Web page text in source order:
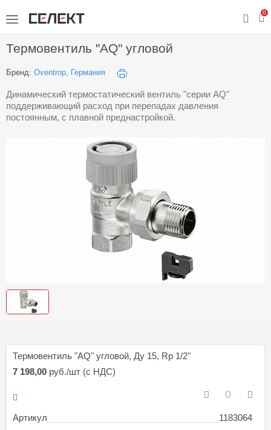
0
Термовентиль "АQ" угловой
Бренд: Oventrop, Германия
Динамический термостатический вентиль "серии AQ"
поддерживающий расход при перепадах давления
постоянным, с плавной преднастройкой.
Термовентиль "AQ" угловой, Ду 15, Rp 1/2"
Артикул
1183064
7 198,00 руб./шт (с НДС)